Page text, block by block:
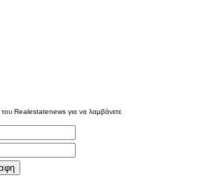
Realestatenews για να λαμβάνετε